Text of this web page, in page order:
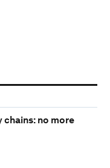
no more